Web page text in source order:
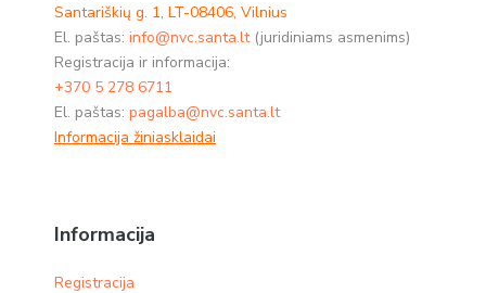
Santariškių g. 1, LT-08406, Vilnius
El. paštas: info@nvc.santa.lt(juridiniams asmenims)
Registracija ir informacija:
+370 5 278 6711
El. paštas: pagalba@nvc.santa.lt
Informacija žiniasklaidai
Informacija
Registracija